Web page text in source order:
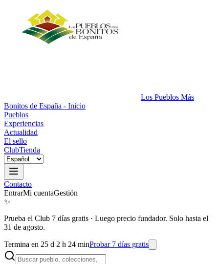
Los Pueblos Más
Bonitos de España - Inicio
Pueblos
Experiencias
Actualidad
El sello
ClubTienda
Contacto
EntrarMi cuentaGestión
✨
Prueba el Club 7 días gratis · Luego precio fundador. Solo hasta el
31 de agosto.
Termina en 25 d 2 h 24 minProbar 7 días gratis